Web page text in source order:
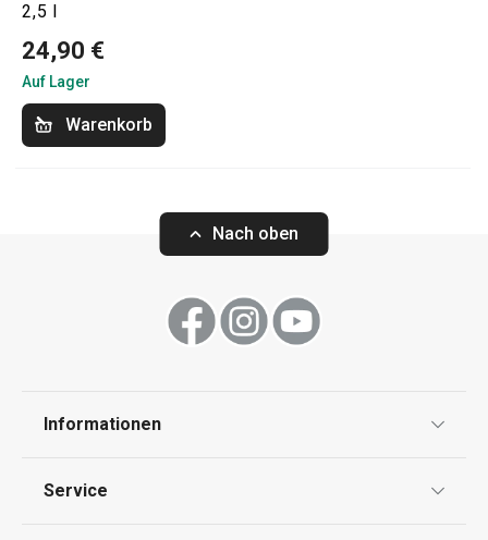
2,5 l
24,90 €
Auf Lager
Warenkorb
Nach oben
Informationen
Service